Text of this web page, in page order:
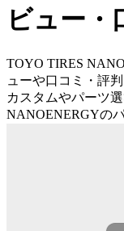
ビュー・
TOYO TIRES
ューや口コミ・評
カスタムやパーツ
NANOENERGYの